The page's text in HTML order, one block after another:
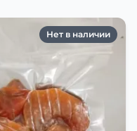
Нет в наличии